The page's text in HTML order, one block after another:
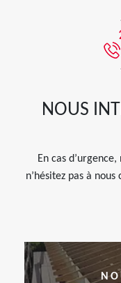
NOUS
En cas
n’hésitez pas à